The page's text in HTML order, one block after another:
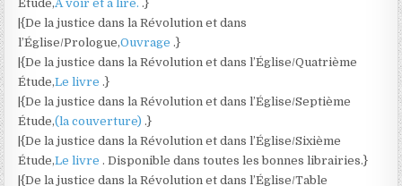
Étude,A voir et à lire..}
|{De la justice dans la Révolution et dans
l’Église/Prologue,Ouvrage.}
|{De la justice dans la Révolution et dans l’Église/Quatrième
Étude,Le livre.}
|{De la justice dans la Révolution et dans l’Église/Septième
Étude,(la couverture).}
|{De la justice dans la Révolution et dans l’Église/Sixième
Étude,Le livre. Disponible dans toutes les bonnes librairies.}
|{De la justice dans la Révolution et dans l’Église/Table